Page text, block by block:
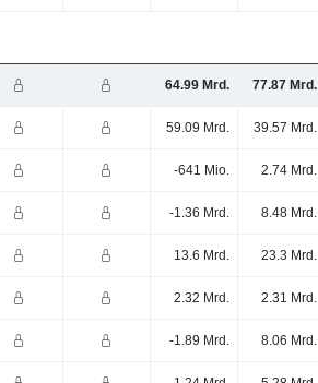
64.99 Mrd. 77.87 Mrd.
59.09 Mrd. 39.57 Mrd.
-641 Mio. 2.74 Mrd.
-1.36 Mrd. 8.48 Mrd.
13.6 Mrd. 23.3 Mrd.
2.32 Mrd. 2.31 Mrd.
-1.89 Mrd. 8.06 Mrd.